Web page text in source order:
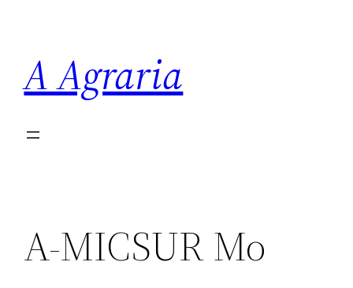
contenido
A Agraria
A-MICSUR Mo